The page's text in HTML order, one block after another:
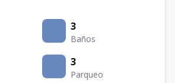
3
Baños
3
Parqueo